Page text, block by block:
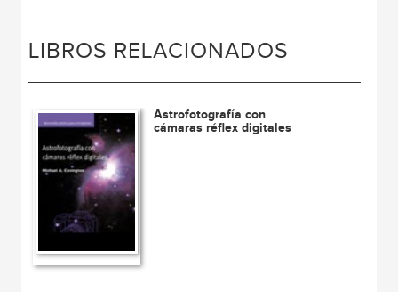
LIBROS RELACIONADOS
Astrofotografía con
cámaras réflex digitales